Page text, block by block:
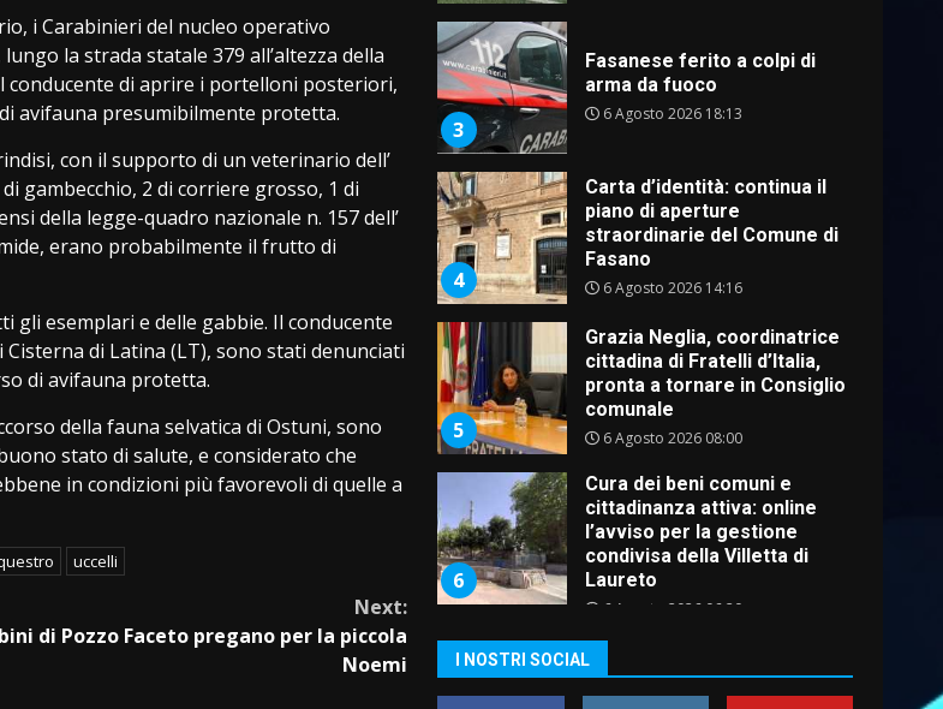
i Carabinieri del nucleo operativo
la strada statale 379 all’altezza della
conducente di aprire i portelloni posteriori,
avifauna presumibilmente protetta.
con il supporto di un veterinario dell’
gambecchio, 2 di corriere grosso, 1 di
della legge-quadro nazionale n. 157 dell’
erano probabilmente il frutto di
esemplari e delle gabbie. Il conducente
Cisterna di Latina (LT), sono stati denunciati
di avifauna protetta.
della fauna selvatica di Ostuni, sono
stato di salute, e considerato che
in condizioni più favorevoli di quelle a
uccelli
Next:
di Pozzo Faceto pregano per la piccola
Noemi
3
Fasanese ferito a colpi di
arma da fuoco
6 Agosto 2026 18:13
4
Carta d’identità: continua il
piano di aperture
straordinarie del Comune di
Fasano
6 Agosto 2026 14:16
5
Grazia Neglia, coordinatrice
cittadina di Fratelli d’Italia,
pronta a tornare in Consiglio
comunale
6 Agosto 2026 08:00
6
Cura dei beni comuni e
cittadinanza attiva: online
l’avviso per la gestione
condivisa della Villetta di
Laureto
6 Agosto 2026 06:20
prima assoluta de “L’Albergo
Belvedere. Il rapimento”
I NOSTRI SOCIAL